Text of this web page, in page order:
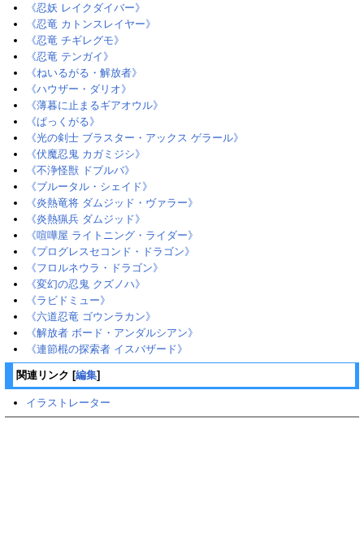
《忍妖 レイクダイバー》
《忍竜 カトンスレイヤー》
《忍竜 チギレグモ》
《忍竜 テンガイ》
《ねいるがる・解放者》
《ハウザー・ダリオ》
《薄暮に止まるギアオウル》
《ぱっくがる》
《光の剣士 ブラスター・アックス ゲラール》
《伏魔忍鬼 カガミジシ》
《不浄怪獣 ドブルバ》
《ブルータル・シェイド》
《炎熱竜将 ダムジッド・ヴァラー》
《炎熱猟兵 ダムジッド》
《喧嘩屋 ライトニング・ライダー》
《プログレスセコンド・ドラゴン》
《フロルネウラ・ドラゴン》
《変幻の忍鬼 クズノハ》
《ラビドミュー》
《六道忍竜 ゴウンラカン》
《解放者 ボード・アンダルシアン》
《連節棍の探索者 イスバザード》
関連リンク [編集]
イラストレーター